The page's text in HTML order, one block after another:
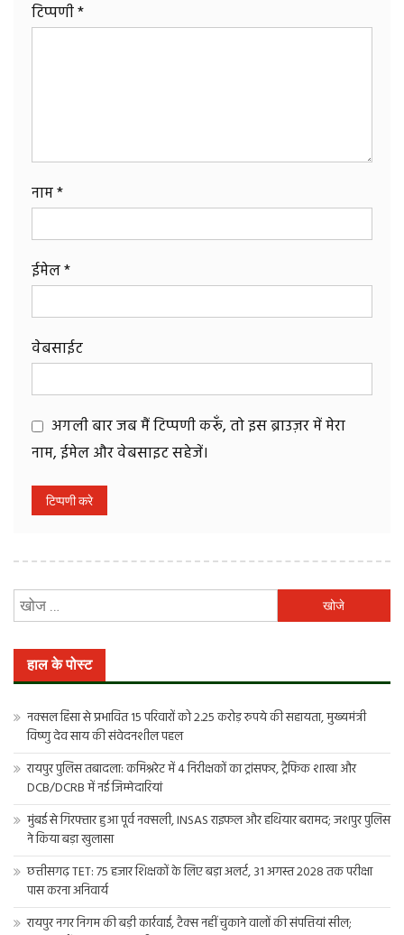
टिप्पणी*
नाम*
ईमेल*
वेबसाईट
अगली बार जब मैं टिप्पणी करूँ, तो इस ब्राउज़र में मेरा
नाम, ईमेल और वेबसाइट सहेजें।
को
हाल के पोस्ट
नक्सल हिंसा से प्रभावित 15 परिवारों को 2.25 करोड़ रुपये की सहायता, मुख्यमंत्री
विष्णु देव साय की संवेदनशील पहल
रायपुर पुलिस तबादला: कमिश्नरेट में 4 निरीक्षकों का ट्रांसफर, ट्रैफिक शाखा और
DCB/DCRB में नई जिम्मेदारियां
मुंबई से गिरफ्तार हुआ पूर्व नक्सली, INSAS राइफल और हथियार बरामद; जशपुर पुलिस
ने किया बड़ा खुलासा
छत्तीसगढ़ TET: 75 हजार शिक्षकों के लिए बड़ा अलर्ट, 31 अगस्त 2028 तक परीक्षा
पास करना अनिवार्य
रायपुर नगर निगम की बड़ी कार्रवाई, टैक्स नहीं चुकाने वालों की संपत्तियां सील;